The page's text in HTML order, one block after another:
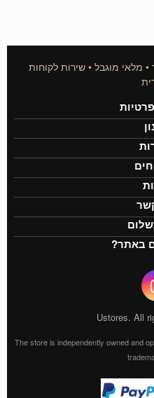
מלאי מוגבל • שירות לקוחות
באתר?
The store is independently owned and